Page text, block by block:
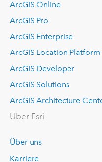
ArcGIS Online
ArcGIS Pro
ArcGIS Enterprise
ArcGIS Location Platform
ArcGIS Developer
ArcGIS Solutions
ArcGIS Architecture
Über Esri
Über uns
Karriere